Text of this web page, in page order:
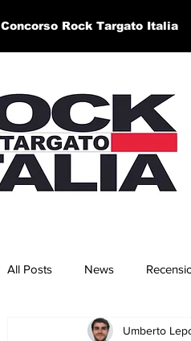
Concorso Rock Targato Italia
All Posts News
Concerti e VideoUmberto